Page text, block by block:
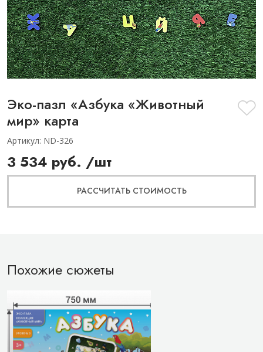
Эко-пазл «Азбука «Животный
мир» карта
Артикул: ND-326
3 534 руб. /шт
РАССЧИТАТЬ СТОИМОСТЬ
Похожие сюжеты